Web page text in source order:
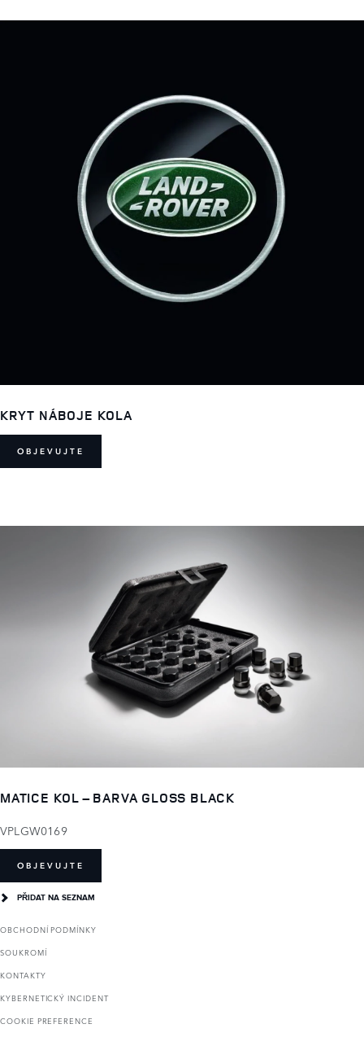
KRYT NÁBOJE KOLA
OBJEVUJTE
MATICE KOL – BARVA GLOSS BLACK
VPLGW0169
OBJEVUJTE
PŘIDAT NA SEZNAM
OBCHODNÍ PODMÍNKY
SOUKROMÍ
KONTAKTY
KYBERNETICKÝ INCIDENT
COOKIE PREFERENCE